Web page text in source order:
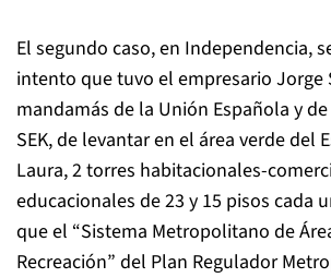
El segundo caso, en Independencia,
intento que tuvo el empresario Jorge
mandamás de la Unión Española y
SEK, de levantar en el área verde del
Laura, 2 torres habitacionales-
educacionales de 23 y 15 pisos cada
que el “Sistema Metropolitano de
Recreación” del Plan Regulador